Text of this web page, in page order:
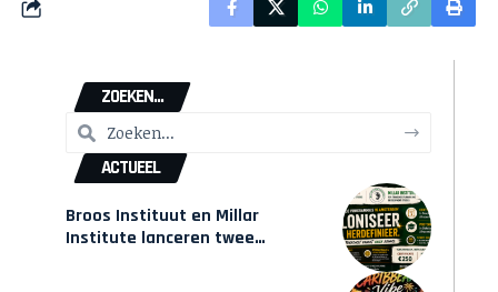
ZOEKEN...
ACTUEEL
Broos Instituut en Millar
Institute lanceren twee